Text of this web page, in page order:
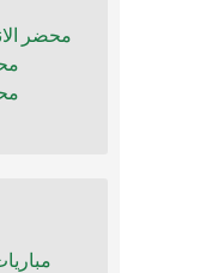
محضر الانضباط